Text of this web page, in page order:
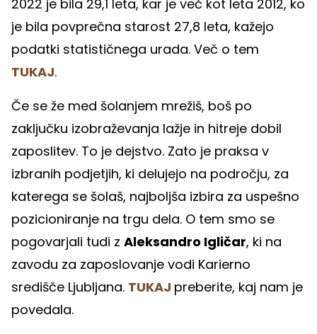
2022 je bila 29,1 leta, kar je več kot leta 2012, ko
je bila povprečna starost 27,8 leta, kažejo
podatki statističnega urada. Več o tem
TUKAJ.
Če se že med šolanjem mrežiš, boš po
zaključku izobraževanja lažje in hitreje dobil
zaposlitev. To je dejstvo. Zato je praksa v
izbranih podjetjih, ki delujejo na področju, za
katerega se šolaš, najboljša izbira za uspešno
pozicioniranje na trgu dela. O tem smo se
pogovarjali tudi z Aleksandro Igličar, ki na
zavodu za zaposlovanje vodi Karierno
središče Ljubljana. TUKAJ preberite, kaj nam je
povedala.